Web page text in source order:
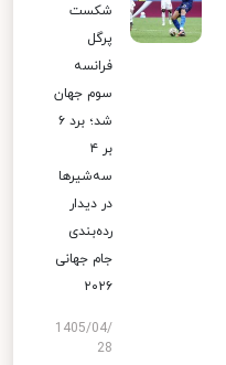
شکست
پرگل
فرانسه
سوم جهان
شد؛ برد ۶
بر ۴
سه‌شیرها
در دیدار
رده‌بندی
جام جهانی
۲۰۲۶
1405/04/
28